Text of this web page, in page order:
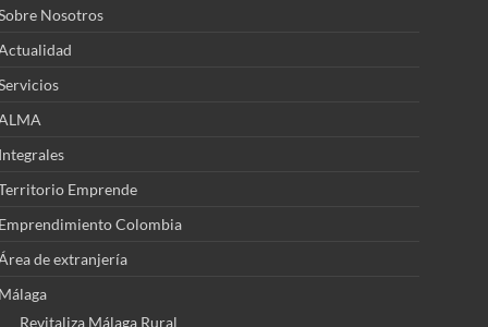
Nosotros
Integrales
Emprende
Emprendimiento Colombia
de extranjería
Málaga
Revitaliza Málaga Rural